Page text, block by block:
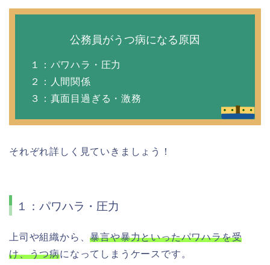
公務員がうつ病になる原因
１：パワハラ・圧力
２：人間関係
３：真面目過ぎる・激務
それぞれ詳しく見ていきましょう！
１：パワハラ・圧力
上司や組織から、暴言や暴力といったパワハラを受
け、うつ病になってしまうケースです。